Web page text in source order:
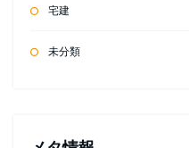
宅建
未分類